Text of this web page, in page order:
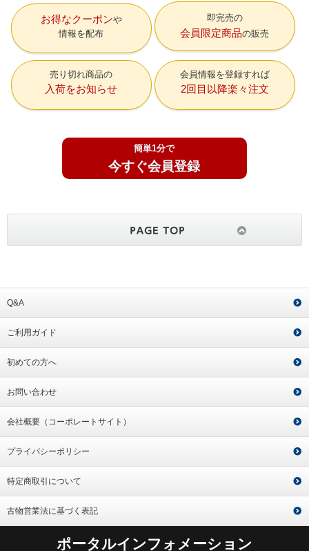
お得なクーポン
情報を配布
即完売の
会員限定商品の販売
売り切れ商品の
入荷をお知らせ
会員情報を登録すれば
2回目以降楽々注文
簡単1分で
今すぐ会員登録
Q&A
ご利用ガイド
初めての方へ
お問い合わせ
会社概要（コーポレートサイト）
プライバシーポリシー
特定商取引について
古物営業法に基づく表記
ポータルインフォメーション